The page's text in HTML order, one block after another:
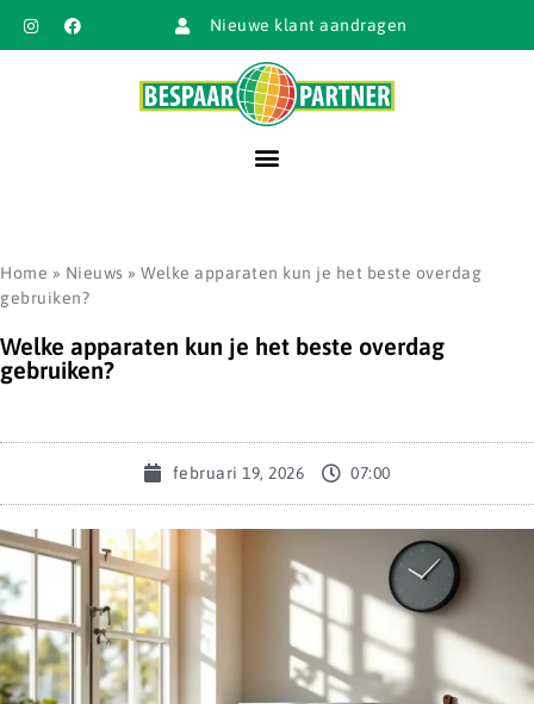
Nieuwe klant aandragen
Home » Nieuws » Welke apparaten kun je het beste overdag
gebruiken?
Welke apparaten kun je het beste overdag
gebruiken?
februari 19, 2026 07:00